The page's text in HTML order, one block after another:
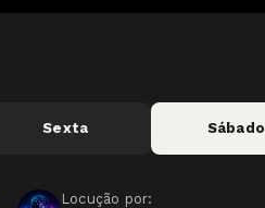
Sexta Sábado
Locução por: